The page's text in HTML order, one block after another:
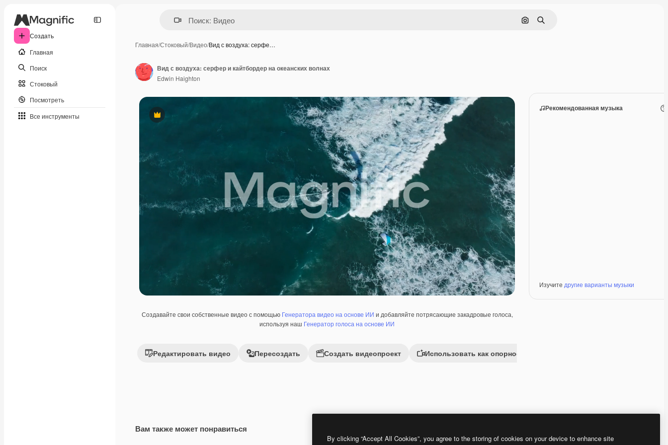
Создать
Главная
Поиск
Стоковый
Посмотреть
Все инструменты
Поиск по изображению
Поиск
Главная/Стоковый/Видео/Вид с воздуха: серфе…
Премиум
Создавайте свои собственные видео с помощью Генератора видео на основе ИИ и добавляйте потрясающие закадровые голоса,
используя наш Генератор голоса на основе ИИ
Редактировать видео Пересоздать Создать видеопроект Использовать как опорное изображение
Рекомендованная музыка
Изучите другие варианты музыки
Вид с воздуха: серфер и кайтбордер на океанских волнах
Edwin Haighton
Вам также может понравиться
Premium
Premium Premium
Premium
By clicking “Accept All Cookies”, you agree to the storing of cookies on your device to enhance site